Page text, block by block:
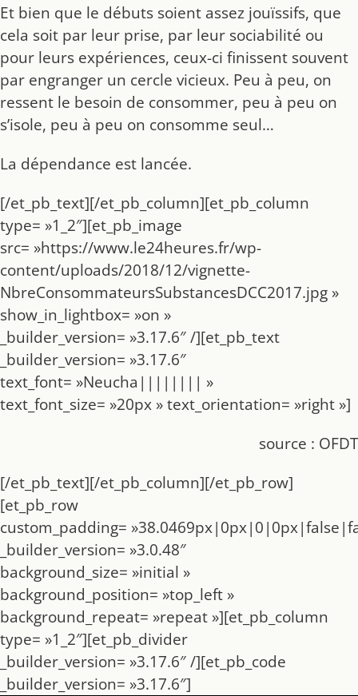
Et bien que le débuts soient assez jouïssifs, que
cela soit par leur prise, par leur sociabilité ou
pour leurs expériences, ceux-ci finissent souvent
par engranger un cercle vicieux. Peu à peu, on
ressent le besoin de consommer, peu à peu on
s’isole, peu à peu on consomme seul…
La dépendance est lancée.
[/et_pb_text][/et_pb_column][et_pb_column
type= »1_2″][et_pb_image
src= »https://www.le24heures.fr/wp-
content/uploads/2018/12/vignette-
NbreConsommateursSubstancesDCC2017.jpg »
show_in_lightbox= »on »
_builder_version= »3.17.6″ /][et_pb_text
_builder_version= »3.17.6″
text_font= »Neucha|||||||| »
text_font_size= »20px » text_orientation= »right »]
source : OFDT
[/et_pb_text][/et_pb_column][/et_pb_row]
[et_pb_row
custom_padding=
_builder_version= »3.0.48″
background_size= »initial »
background_position= »top_left »
background_repeat= »repeat »][et_pb_column
type= »1_2″][et_pb_divider
_builder_version= »3.17.6″ /][et_pb_code
_builder_version= »3.17.6″]